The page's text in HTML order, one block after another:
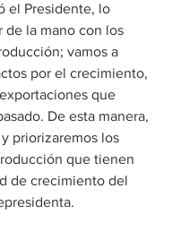
el Presidente, lo
de la mano con los
vamos a
por el crecimiento,
que
De esta manera,
priorizaremos los
que tienen
de crecimiento del